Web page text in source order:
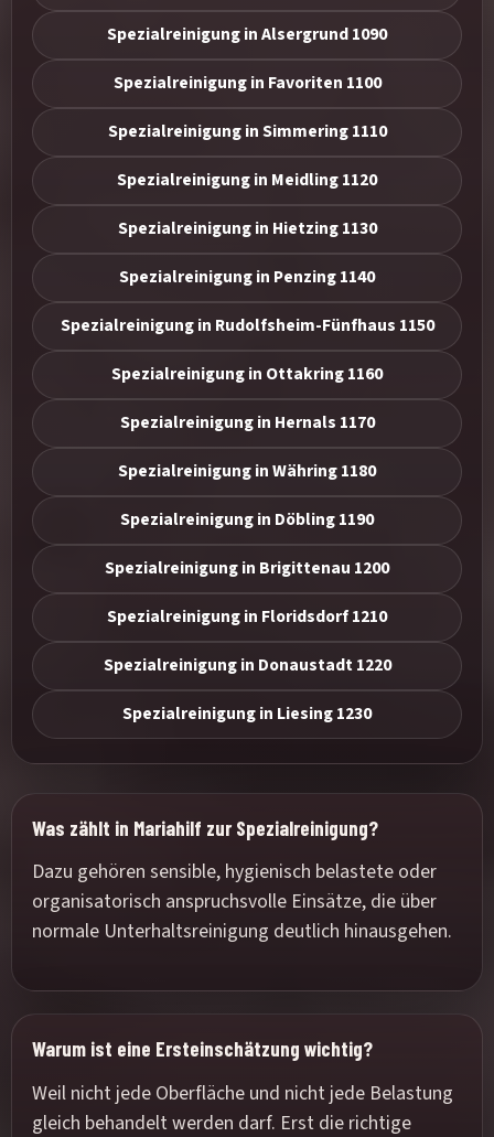
Spezialreinigung in Alsergrund 1090
Spezialreinigung in Favoriten 1100
Spezialreinigung in Simmering 1110
Spezialreinigung in Meidling 1120
Spezialreinigung in Hietzing 1130
Spezialreinigung in Penzing 1140
Spezialreinigung in Rudolfsheim-Fünfhaus 1150
Spezialreinigung in Ottakring 1160
Spezialreinigung in Hernals 1170
Spezialreinigung in Währing 1180
Spezialreinigung in Döbling 1190
Spezialreinigung in Brigittenau 1200
Spezialreinigung in Floridsdorf 1210
Spezialreinigung in Donaustadt 1220
Spezialreinigung in Liesing 1230
Was zählt in Mariahilf zur Spezialreinigung?
Dazu gehören sensible, hygienisch belastete oder
organisatorisch anspruchsvolle Einsätze, die über
normale Unterhaltsreinigung deutlich hinausgehen.
Warum ist eine Ersteinschätzung wichtig?
Weil nicht jede Oberfläche und nicht jede Belastung
gleich behandelt werden darf. Erst die richtige